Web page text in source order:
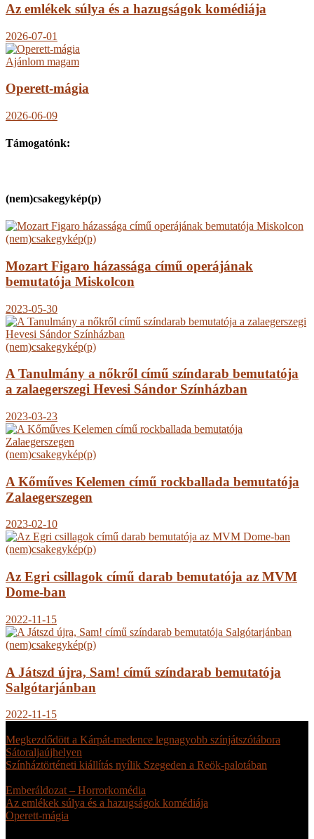
Az emlékek súlya és a hazugságok komédiája
2026-07-01
Ajánlom magam
Operett-mágia
2026-06-09
Támogatónk:
(nem)csakegykép(p)
(nem)csakegykép(p)
Mozart Figaro házassága című operájának
bemutatója Miskolcon
2023-05-30
(nem)csakegykép(p)
A Tanulmány a nőkről című színdarab bemutatója
a zalaegerszegi Hevesi Sándor Színházban
2023-03-23
(nem)csakegykép(p)
A Kőműves Kelemen című rockballada bemutatója
Zalaegerszegen
2023-02-10
(nem)csakegykép(p)
Az Egri csillagok című darab bemutatója az MVM
Dome-ban
2022-11-15
(nem)csakegykép(p)
A Játszd újra, Sam! című színdarab bemutatója
Salgótarjánban
2022-11-15
Megkezdődött a Kárpát-medence legnagyobb színjátszótábora
Sátoraljaújhelyen
Színháztörténeti kiállítás nyílik Szegeden a Reök-palotában
Emberáldozat – Horrorkomédia
Az emlékek súlya és a hazugságok komédiája
Operett-mágia